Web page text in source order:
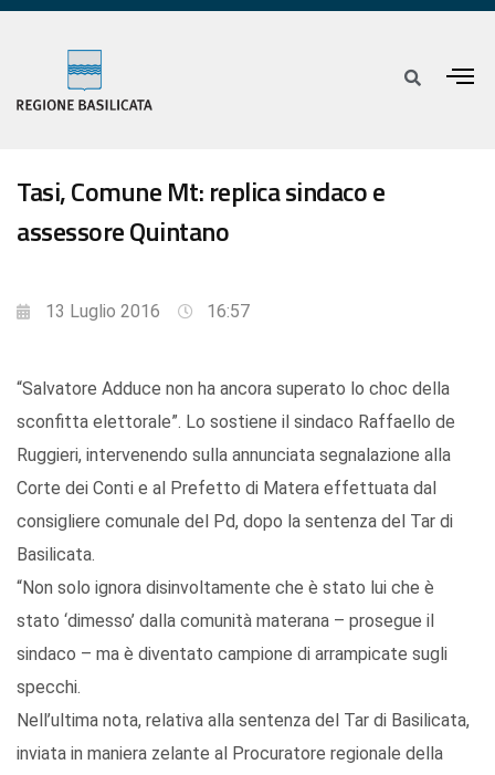
Tasi, Comune Mt: replica sindaco e
assessore Quintano
13 Luglio 2016 16:57
“Salvatore Adduce non ha ancora superato lo choc della
sconfitta elettorale”. Lo sostiene il sindaco Raffaello de
Ruggieri, intervenendo sulla annunciata segnalazione alla
Corte dei Conti e al Prefetto di Matera effettuata dal
consigliere comunale del Pd, dopo la sentenza del Tar di
Basilicata.
“Non solo ignora disinvoltamente che è stato lui che è
stato ‘dimesso’ dalla comunità materana – prosegue il
sindaco – ma è diventato campione di arrampicate sugli
specchi.
Nell’ultima nota, relativa alla sentenza del Tar di Basilicata,
inviata in maniera zelante al Procuratore regionale della